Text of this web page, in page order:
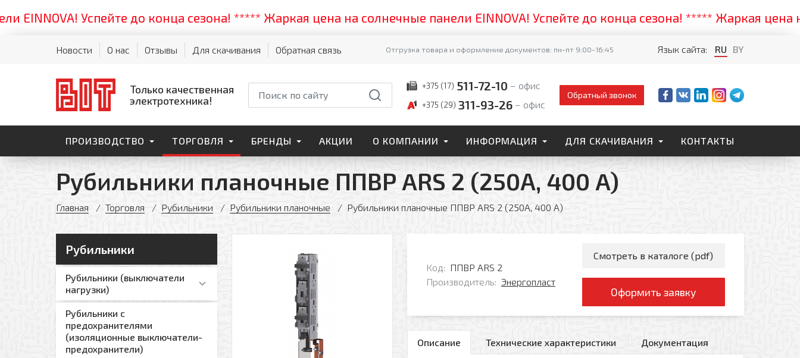
Успейте до конца сезона! ***** Жаркая цена на солнечные панели EINNOVA! Успейте до конца сезона! ***** Жаркая цена
Новости О нас Отзывы Для скачивания Обратная связь Отгрузка товара и оформление документов: пн-пт 9:00-16:45 Язык сайта: RU BY
Только качественная
электротехника!
+375 (17) 511-72-10 офис
+375 (29) 311-93-26 офис
Обратный звонок
ПРОИЗВОДСТВО ТОРГОВЛЯ БРЕНДЫ АКЦИИ О КОМПАНИИ ИНФОРМАЦИЯ ДЛЯ СКАЧИВАНИЯ КОНТАКТЫ
Рубильники планочные ППВР ARS 2 (250А, 400 A)
Главная Торговля Рубильники Рубильники планочные Рубильники планочные ППВР ARS 2 (250А, 400 A)
Рубильники
Рубильники (выключатели
нагрузки)
Рубильники (Переключатели)
серии RA I-0-II
Рубильники (Переключатели)
серии RA
Рубильники с
предохранителями
(изоляционные выключатели-
предохранители)
Код: ППВР ARS 2
Производитель: Энергопласт
Смотреть в каталоге (pdf)
Оформить заявку
Описание Технические характеристики Документация